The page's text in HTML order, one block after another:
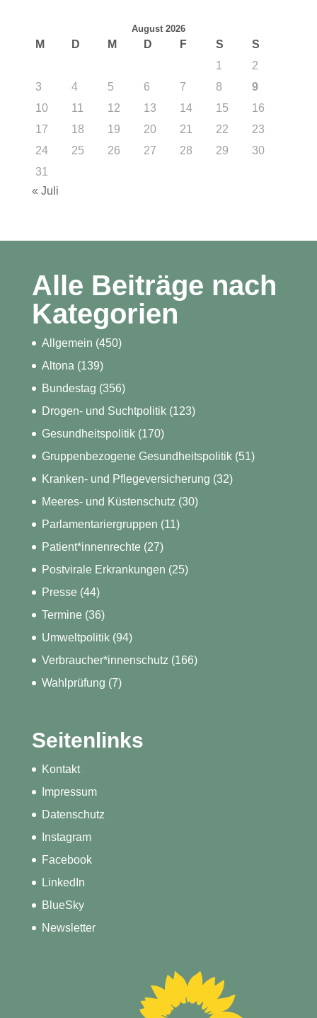
August 2026
M D M D F S
S
1
2
3
4 5 6 7 8
9
10
11 12 13 14 15
16
17
18 19 20 21 22
23
24
25 26 27 28 29
30
31
« Juli
Alle Beiträge nach
Kategorien
Allgemein (450)
Altona (139)
Bundestag (356)
Drogen- und Suchtpolitik(123)
Gesundheitspolitik(170)
Gruppenbezogene Gesundheitspolitik(51)
Kranken- und Pflegeversicherung (32)
Meeres- und Küstenschutz (30)
Parlamentariergruppen (11)
Patient*innenrechte(27)
Postvirale Erkrankungen (25)
Presse(44)
Termine(36)
Umweltpolitik(94)
Verbraucher*innenschutz (166)
Wahlprüfung (7)
Seitenlinks
Kontakt
Impressum
Datenschutz
Instagram
Facebook
LinkedIn
BlueSky
Newsletter